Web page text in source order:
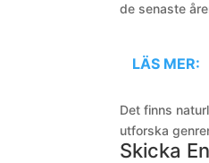
de senaste
LÄS MER:
Det finns
utforska
Skicka